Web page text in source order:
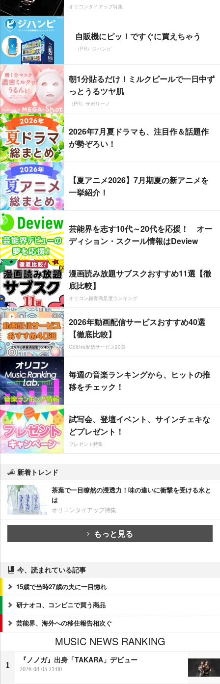
オリコンタイアップ特集
自販機にピッ！ですぐに買えちゃう
（PR）ジハンピ
朝1分貼るだけ！ミルクピールで一日中ず
っとうるツヤ肌
（PR）サボリーノ
2026年7月夏ドラマも、注目作＆話題作
が勢ぞろい！
【夏アニメ2026】7月期夏の新アニメを
一挙紹介！
芸能界を志す10代～20代を応援！ オー
ディション・スクール情報はDeview
漫画読み放題サブスクおすすめ11選【徹
底比較】
オリコン顧客満足度ランキング
2026年動画配信サービスおすすめ40選
【徹底比較】
CS動画配信サービス20選
毎週の音楽ランキングから、ヒットの推
移をチェック！
試写会、登壇イベント、サインチェキな
どプレゼント！
プレゼント特集
新着トレンド
茶葉で一目瞭然の浸透力！味の違いに衝撃を受ける水と
は
オリコンタイアップ特集
もっと見る
今、読まれている記事
15歳で当時27歳の夫に一目惚れ
研ナオコ、コンビニで買う商品
芸能界、海外への移住報告相次ぐ
MUSIC NEWS RANKING
1
『ノノガ』出身「TAKARA」デビュー
2026-08-05 21:00